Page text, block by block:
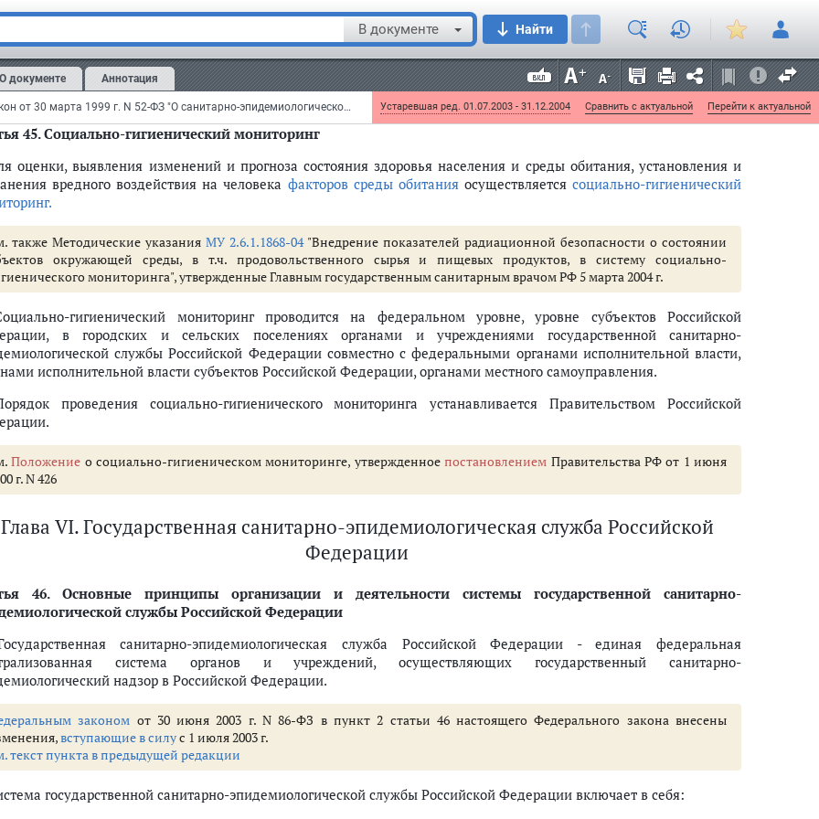
В документе Найти
О документе Аннотация
Федеральный закон от 30 марта 1999 г. N 52-ФЗ "О санитарно-эпидемиологическом благополучии населения" Устаревшая ред. 01.07.2003 - 31.12.2004 Сравнить с актуальной Перейти к актуальной
специальных программ Президента РФ от 11 июля 2001 г. N 35
Инструкциюо порядке осуществления государственного санитарно-эпидемиологического надзора в федеральных
правительственной связи и информации, утвержденнуюприказомФАПСИ от 11 апреля 2001 г. N 83
Инструкцию
о порядке осуществления государственного санитарно-эпидемиологического надзора в органах
службы безопасности, утвержденнуюприказомФСБ РФ от 28 марта 2001 г. N 176
45.Социально-гигиенический мониторинг
оценки, выявления изменений и прогноза состояния здоровья населения и среды обитания, установления и
вредного воздействия на человека факторов среды обитанияосуществляетсясоциально-гигиенический
также Методические указания МУ 2.6.1.1868-04"Внедрение показателей радиационной безопасности о состоянии
окружающей среды, в т.ч. продовольственного сырья и пищевых продуктов, в систему социально-
мониторинга", утвержденные Главным государственным санитарным врачом РФ 5 марта 2004 г.
гигиенический мониторинг проводится на федеральном уровне, уровне субъектов Российской
в городских и сельских поселениях органами и учреждениями государственной санитарно-
службы Российской Федерации совместно с федеральными органами исполнительной власти,
исполнительной власти субъектов Российской Федерации, органами местного самоуправления.
проведения социально-гигиенического мониторинга устанавливается Правительством Российской
Положение о социально-гигиеническом мониторинге, утвержденноепостановлением Правительства РФ от 1 июня
г. N 426
Глава VI. Государственная санитарно-эпидемиологическая служба Российской
Федерации
46.Основные принципы организации и деятельности системы государственной санитарно-
службы Российской Федерации
санитарно-эпидемиологическая служба Российской Федерации - единая федеральная
система органов и учреждений, осуществляющих государственный санитарно-
надзор в Российской Федерации.
законом от 30 июня 2003 г. N 86-ФЗ в пункт 2 статьи 46 настоящего Федерального закона внесены
вступающие в силус 1 июля 2003 г.
текст пункта в предыдущей редакции
государственной санитарно-эпидемиологической службы Российской Федерации включает в себя: